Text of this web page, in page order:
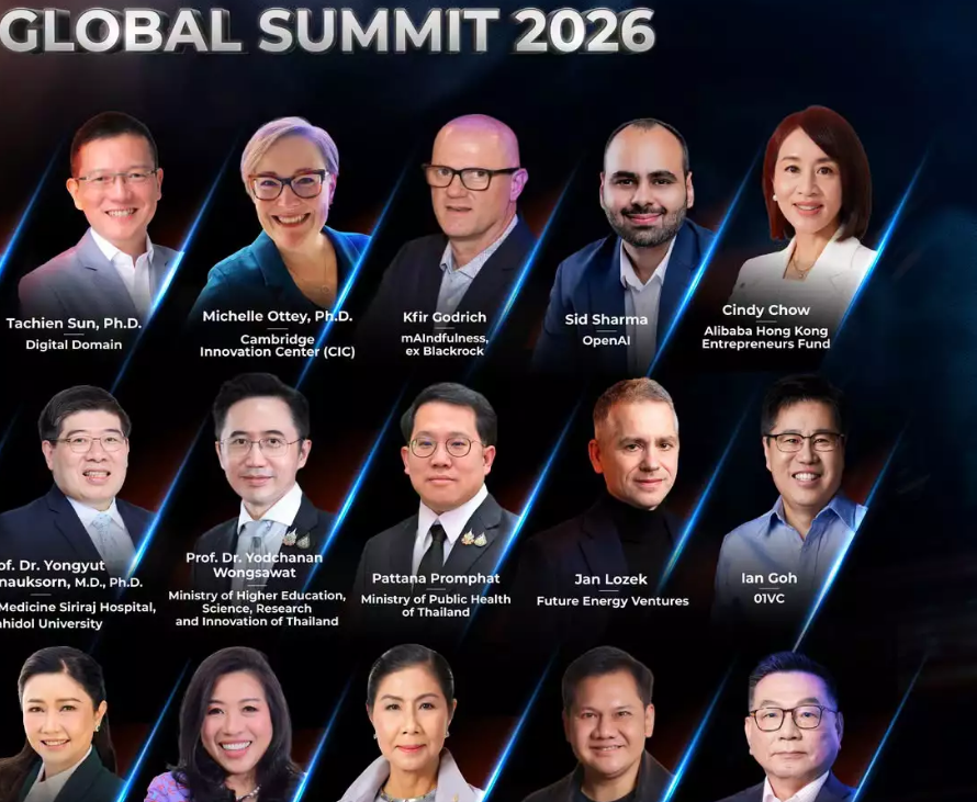
กำหนดนโยบายสหรัฐฯ ท่ามกลางความกังวลด้านภัยไซเบอร์
และความเสี่ยงทางชีวภาพ...
deepmind demis-hassabis
ai-governance-alliance
ใครต้องตัดสินว่าโมเดล AI ปลอดภัยพอที่จะปล่อยออก
มา? ซีอีโอ DeepMind เสนอตั้งองค์กรมาตรฐาน AI
ถอดแบบจาก FINRA ของวงการการเงิน
Demis Hassabis ซีอีโอ Google DeepMind เสนอตั้งองค์กร
มาตรฐาน AI ถอดแบบ FINRA ให้อุตสาหกรรมลงขันกำกับ
กันเองภายใต้การหนุนหลังของรัฐ ทดสอบโมเดลระดับแนวหน้า
ก่อนเปิดตัว 30 วัน หลังการรีว...
กรกฎาคม 15, 2026
Techsauce Team
0
AI Google DeepMind AI Policy AI Safety
Isomorphic Labs พัฒนา AI ออกแบบยา เคลมว่า
ช่วยหายาได้ ‘เร็วแบบไม่เคยมีมาก่อน’
Isomorphic Labs บริษัทสตาร์ทอัพด้านการออกแบบยาและ
พัฒนายาด้วย AI ที่ก่อตั้งโดย Demis Hassabis ซีอีโอ
DeepMind ประกาศระดมทุน Series B มูลค่า 2.1 พันล้าน
ดอลลาร์สหรัฐ เพื่อเร่งขยายเทคโ...
พฤษภาคม 14, 2026 | By Techsauce Team
0
HealthTech ai deepmind healthtech AI ออกแบบยา